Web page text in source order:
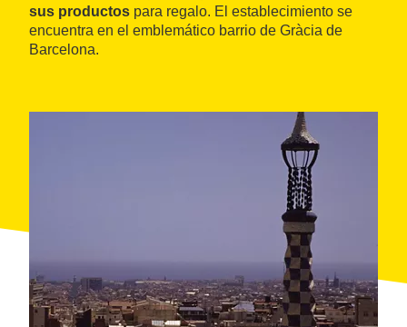
sus productos para regalo. El establecimiento se
encuentra en el emblemático barrio de Gràcia de
Barcelona.